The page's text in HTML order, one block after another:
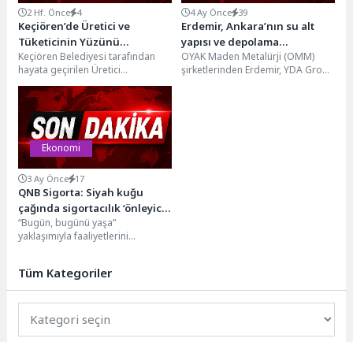
2 Hf. Önce 4
Keçiören’de Üretici ve
Tüketicinin Yüzünü
Güldüren Pazarlar Büyük İlgi
Görüyor
Keçiören Belediyesi tarafından
hayata geçirilen Üretici
Pazarları uygulamasıyla
üreticiden tüketiciye doğrudan
satış imkânı sağlanıyor. Aracı
olmadan gerçekleştirilen...
4 Ay Önce 39
Erdemir, Ankara’nın su alt
yapısı ve depolama
projelerinin çelik tedarikçisi
oldu
OYAK Maden Metalürji (OMM)
şirketlerinden Erdemir, YDA Group
Ekonomi
3 Ay Önce 17
QNB Sigorta: Siyah kuğu
çağında sigortacılık ‘önleyici’
modele geçiyor
“Bugün, bugünü yaşa”
yaklaşımıyla faaliyetlerini
sigortacılığın rolünü yeniden...
Tüm Kategoriler